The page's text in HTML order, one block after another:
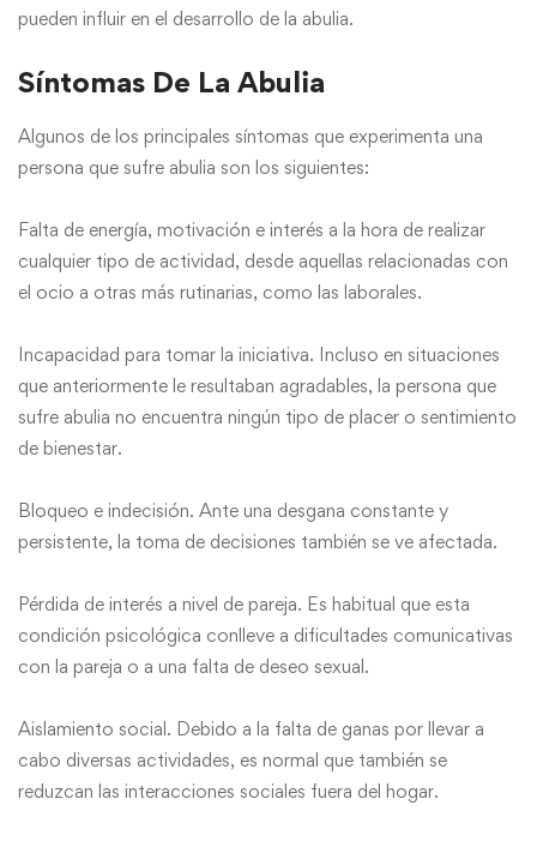
pueden influir en el desarrollo de la abulia.
Síntomas De La Abulia
Algunos de los principales síntomas que experimenta una
persona que sufre abulia son los siguientes:
Falta de energía, motivación e interés a la hora de realizar
cualquier tipo de actividad, desde aquellas relacionadas con
el ocio a otras más rutinarias, como las laborales.
Incapacidad para tomar la iniciativa. Incluso en situaciones
que anteriormente le resultaban agradables, la persona que
sufre abulia no encuentra ningún tipo de placer o sentimiento
de bienestar.
Bloqueo e indecisión. Ante una desgana constante y
persistente, la toma de decisiones también se ve afectada.
Pérdida de interés a nivel de pareja. Es habitual que esta
condición psicológica conlleve a dificultades comunicativas
con la pareja o a una falta de deseo sexual.
Aislamiento social. Debido a la falta de ganas por llevar a
cabo diversas actividades, es normal que también se
reduzcan las interacciones sociales fuera del hogar.